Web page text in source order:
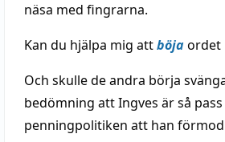
näsa med fingrarna.
Kan du hjälpa mig attböjaordet
Och skulle de andra börja
bedömning att Ingves är så
penningpolitiken att han